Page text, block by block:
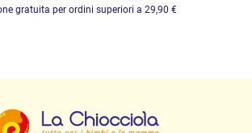
gratuita per ordini superiori a 29,90 €